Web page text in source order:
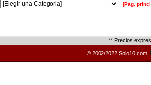
[Pág.
** Precios
© 2002/2022 Solo10.com